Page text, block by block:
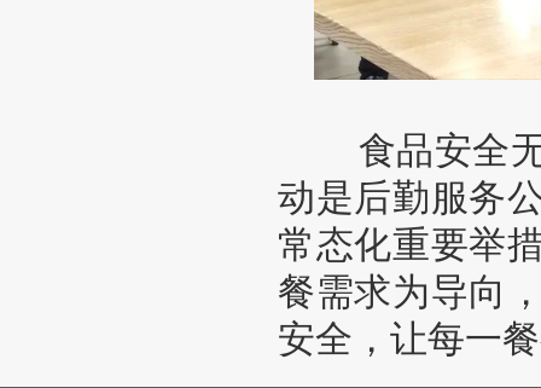
食品安全无
动是后勤服务
常态化重要举
餐需求为导向
安全，让每一